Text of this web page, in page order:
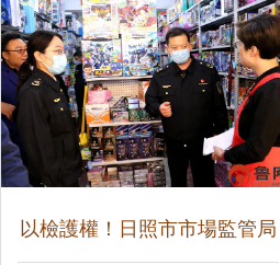
以檢護權！日照市市場監管局